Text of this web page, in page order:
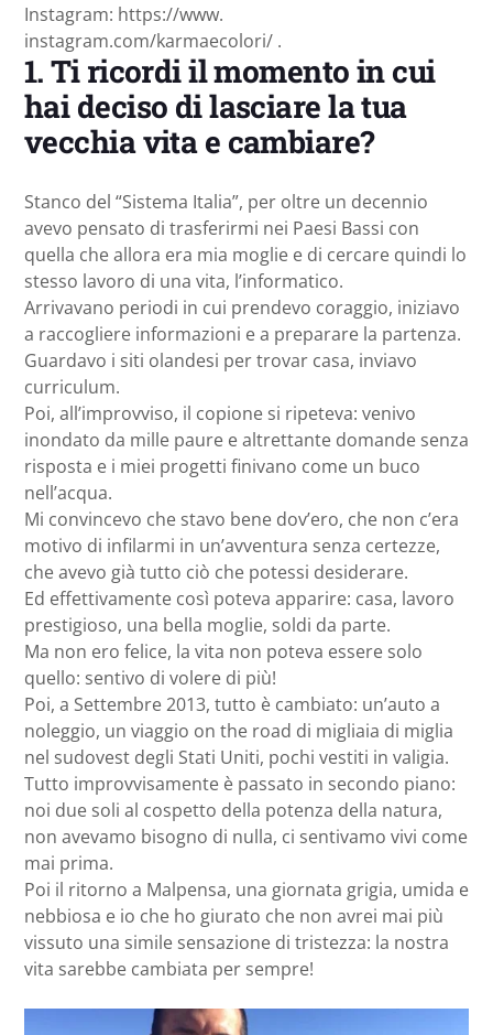
Instagram: https://www.
instagram.com/karmaecolori/ .
1. Ti ricordi il momento in cui
hai deciso di lasciare la tua
vecchia vita e cambiare?
Stanco del “Sistema Italia”, per oltre un decennio
avevo pensato di trasferirmi nei Paesi Bassi con
quella che allora era mia moglie e di cercare quindi lo
stesso lavoro di una vita, l’informatico.
Arrivavano periodi in cui prendevo coraggio, iniziavo
a raccogliere informazioni e a preparare la partenza.
Guardavo i siti olandesi per trovar casa, inviavo
curriculum.
Poi, all’improvviso, il copione si ripeteva: venivo
inondato da mille paure e altrettante domande senza
risposta e i miei progetti finivano come un buco
nell’acqua.
Mi convincevo che stavo bene dov’ero, che non c’era
motivo di infilarmi in un’avventura senza certezze,
che avevo già tutto ciò che potessi desiderare.
Ed effettivamente così poteva apparire: casa, lavoro
prestigioso, una bella moglie, soldi da parte.
Ma non ero felice, la vita non poteva essere solo
quello: sentivo di volere di più!
Poi, a Settembre 2013, tutto è cambiato: un’auto a
noleggio, un viaggio on the road di migliaia di miglia
nel sudovest degli Stati Uniti, pochi vestiti in valigia.
Tutto improvvisamente è passato in secondo piano:
noi due soli al cospetto della potenza della natura,
non avevamo bisogno di nulla, ci sentivamo vivi come
mai prima.
Poi il ritorno a Malpensa, una giornata grigia, umida e
nebbiosa e io che ho giurato che non avrei mai più
vissuto una simile sensazione di tristezza: la nostra
vita sarebbe cambiata per sempre!